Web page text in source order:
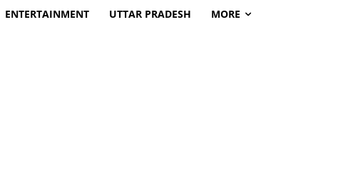
ENTERTAINMENT UTTAR PRADESH MORE